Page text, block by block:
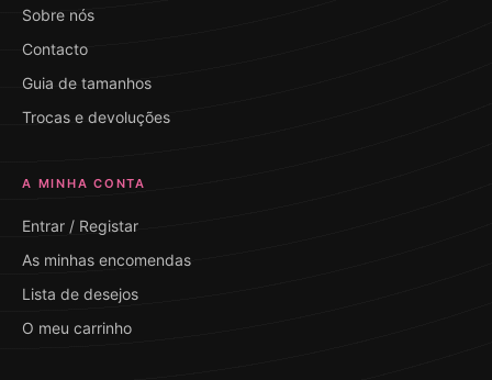
Sobre nós
Contacto
Guia de tamanhos
Trocas e devoluções
A MINHA CONTA
Entrar / Registar
As minhas encomendas
Lista de desejos
O meu carrinho